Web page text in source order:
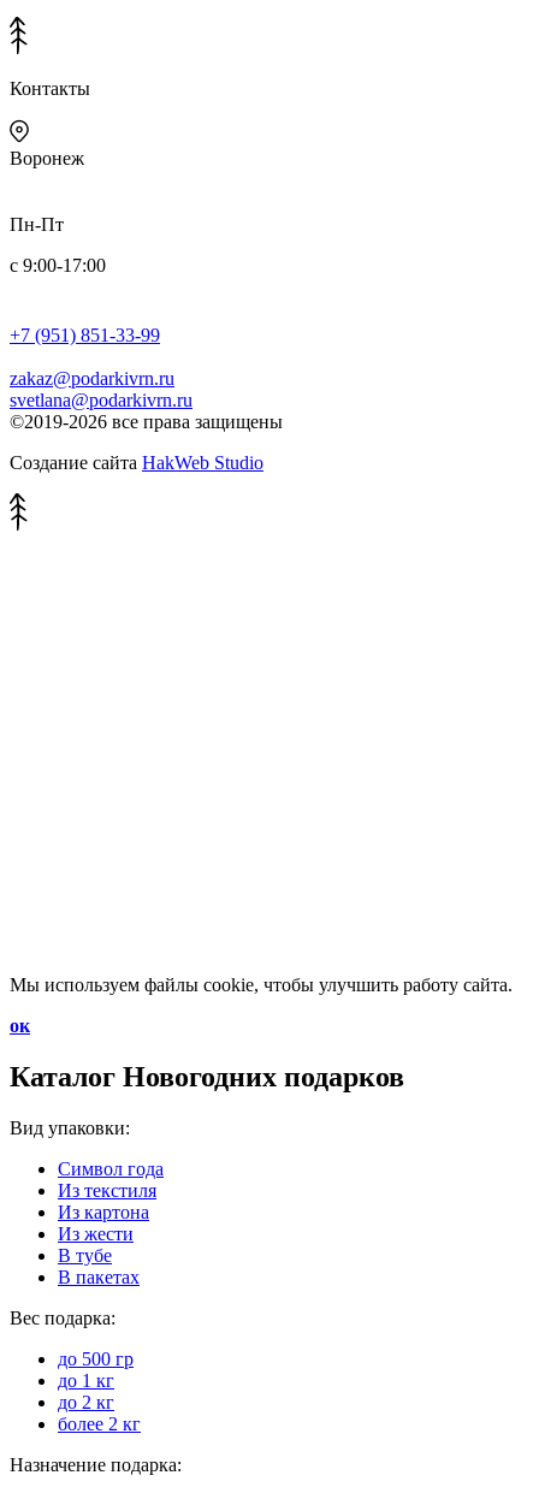
Контакты
Воронеж
Пн-Пт
с 9:00-17:00
+7 (951) 851-33-99
zakaz@podarkivrn.ru
svetlana@podarkivrn.ru
©2019-2026 все права защищены
Создание сайта HakWeb Studio
Мы используем файлы cookie, чтобы улучшить работу сайта.
ок
Каталог Новогодних подарков
Вид упаковки:
Символ года
Из текстиля
Из картона
Из жести
В тубе
В пакетах
Вес подарка:
до 500 гр
до 1 кг
до 2 кг
более 2 кг
Назначение подарка: